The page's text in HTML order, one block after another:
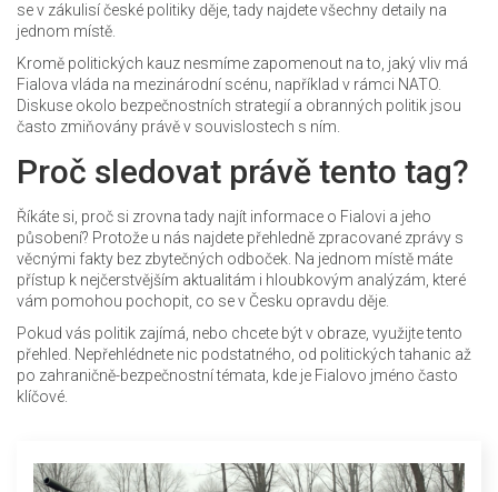
se v zákulisí české politiky děje, tady najdete všechny detaily na
jednom místě.
Kromě politických kauz nesmíme zapomenout na to, jaký vliv má
Fialova vláda na mezinárodní scénu, například v rámci NATO.
Diskuse okolo bezpečnostních strategií a obranných politik jsou
často zmiňovány právě v souvislostech s ním.
Proč sledovat právě tento tag?
Říkáte si, proč si zrovna tady najít informace o Fialovi a jeho
působení? Protože u nás najdete přehledně zpracované zprávy s
věcnými fakty bez zbytečných odboček. Na jednom místě máte
přístup k nejčerstvějším aktualitám i hloubkovým analýzám, které
vám pomohou pochopit, co se v Česku opravdu děje.
Pokud vás politik zajímá, nebo chcete být v obraze, využijte tento
přehled. Nepřehlédnete nic podstatného, od politických tahanic až
po zahraničně-bezpečnostní témata, kde je Fialovo jméno často
klíčové.